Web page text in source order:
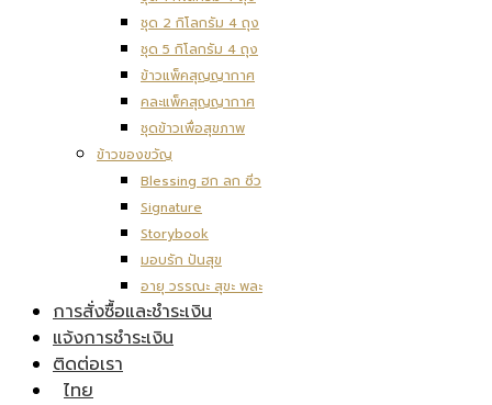
ชุด 2 กิโลกรัม 4 ถุง
ชุด 5 กิโลกรัม 4 ถุง
ข้าวแพ็คสุญญากาศ
คละแพ็คสุญญากาศ
ชุดข้าวเพื่อสุขภาพ
ข้าวของขวัญ
Blessing ฮก ลก ซิ่ว
Signature
Storybook
มอบรัก ปันสุข
อายุ วรรณะ สุขะ พละ
การสั่งซื้อและชำระเงิน
แจ้งการชำระเงิน
ติดต่อเรา
ไทย